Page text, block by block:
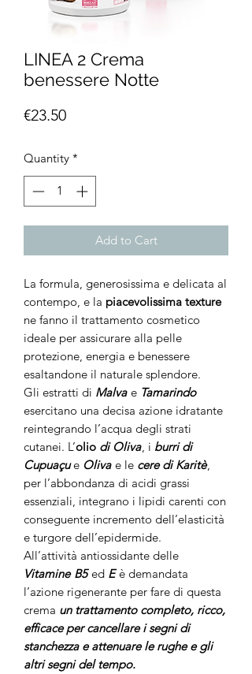
LINEA 2 Crema
benessere Notte
€23.50Price
Quantity *
Add to Cart
La formula, generosissima e delicata al
contempo, e la piacevolissima texture
ne fanno il trattamento cosmetico
ideale per assicurare alla pelle
protezione, energia e benessere
esaltandone il naturale splendore.
Gli estratti di Malva e Tamarindo
esercitano una decisa azione idratante
reintegrando l’acqua degli strati
cutanei. L’olio di Oliva , i burri di
Cupuaçue Oliva e le cere di Karitè,
per l’abbondanza di acidi grassi
essenziali, integrano i lipidi carenti con
conseguente incremento dell’elasticità
e turgore dell’epidermide.
All’attività antiossidante delle
Vitamine B5ed Eè demandata
l’azione rigenerante per fare di questa
crema un trattamento completo, ricco,
efficace per cancellare i segni di
stanchezza e attenuare le rughe e gli
altri segni del tempo.